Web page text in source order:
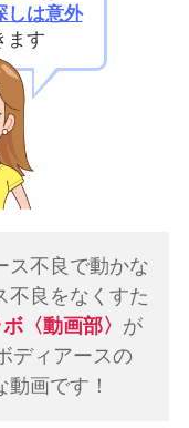
しは意外
ます
ス不良で動かな
不良をなくすた
〈動画部〉 が
ディアースの
画です！